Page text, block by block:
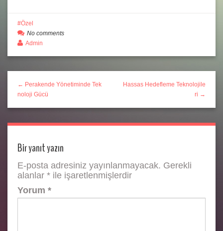
Özel
No comments
Admin
← Perakende Yönetiminde Tek
noloji Gücü
Hassas Hedefleme Teknolojile
ri →
Bir yanıt yazın
E-posta adresiniz yayınlanmayacak. Gerekli
alanlar * ile işaretlenmişlerdir
Yorum *